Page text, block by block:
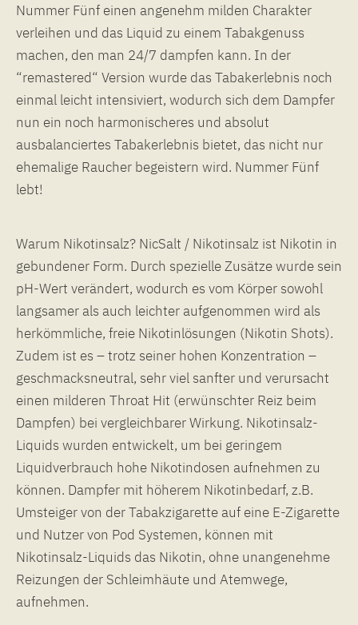
Nummer Fünf einen angenehm milden Charakter
verleihen und das Liquid zu einem Tabakgenuss
machen, den man 24/7 dampfen kann. In der
“remastered“ Version wurde das Tabakerlebnis noch
einmal leicht intensiviert, wodurch sich dem Dampfer
nun ein noch harmonischeres und absolut
ausbalanciertes Tabakerlebnis bietet, das nicht nur
ehemalige Raucher begeistern wird. Nummer Fünf
lebt!
Warum Nikotinsalz? NicSalt / Nikotinsalz ist Nikotin in
gebundener Form. Durch spezielle Zusätze wurde sein
pH-Wert verändert, wodurch es vom Körper sowohl
langsamer als auch leichter aufgenommen wird als
herkömmliche, freie Nikotinlösungen (Nikotin Shots).
Zudem ist es – trotz seiner hohen Konzentration –
geschmacksneutral, sehr viel sanfter und verursacht
einen milderen Throat Hit (erwünschter Reiz beim
Dampfen) bei vergleichbarer Wirkung. Nikotinsalz-
Liquids wurden entwickelt, um bei geringem
Liquidverbrauch hohe Nikotindosen aufnehmen zu
können. Dampfer mit höherem Nikotinbedarf, z.B.
Umsteiger von der Tabakzigarette auf eine E-Zigarette
und Nutzer von Pod Systemen, können mit
Nikotinsalz-Liquids das Nikotin, ohne unangenehme
Reizungen der Schleimhäute und Atemwege,
aufnehmen.